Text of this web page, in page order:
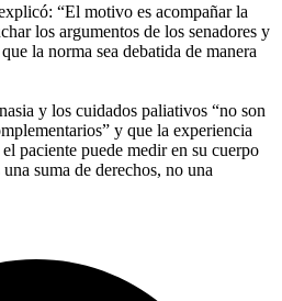
“El motivo es acompañar la
los argumentos de los senadores y
la norma sea debatida de manera
y los cuidados paliativos “no son
y que la experiencia
paciente puede medir en su cuerpo
suma de derechos, no una